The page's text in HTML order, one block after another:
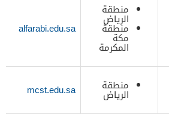
منطقة
الرياض
منطقة
مكة
المكرمة
alfarabi.edu.sa
منطقة
الرياض
mcst.edu.sa